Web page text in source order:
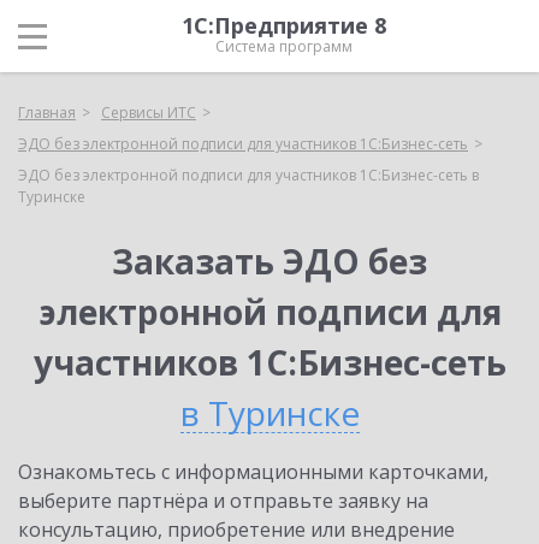
1С:Предприятие 8
Система программ
Главная
Сервисы ИТС
ЭДО без электронной подписи для участников 1С:Бизнес-сеть
ЭДО без электронной подписи для участников 1С:Бизнес-сеть в
Туринске
Заказать ЭДО без
электронной подписи для
участников 1С:Бизнес-сеть
в Туринске
Ознакомьтесь с информационными карточками,
выберите партнёра и отправьте заявку на
консультацию, приобретение или внедрение